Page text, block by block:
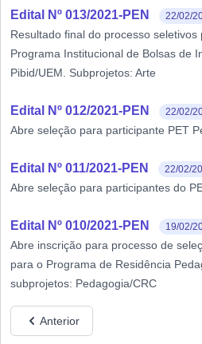
Edital Nº 013/2021-PEN 22/02/
Resultado final do processo
Programa Institucional de Bolsas de
Pibid/UEM. Subprojetos: Arte
Edital Nº 012/2021-PEN 22/02/
Abre seleção para participante PET
Edital Nº 011/2021-PEN 22/02/
Abre seleção para participantes do
Edital Nº 010/2021-PEN 19/02/
Abre inscrição para processo de
para o Programa de Residência
subprojetos: Pedagogia/CRC
Anterior